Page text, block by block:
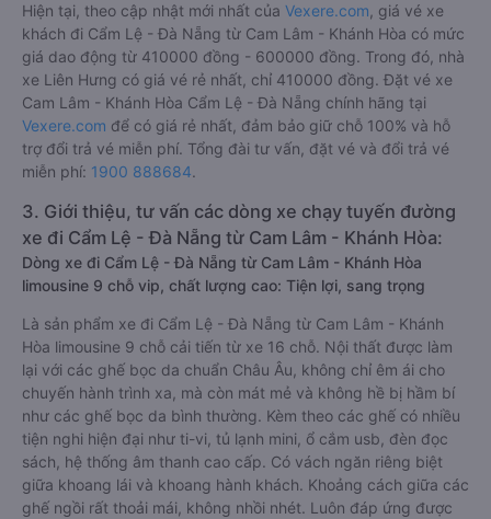
Hiện tại, theo cập nhật mới nhất của Vexere.com , giá vé xe
khách đi Cẩm Lệ - Đà Nẵng từ Cam Lâm - Khánh Hòa có mức
giá dao động từ 410000 đồng - 600000 đồng. Trong đó, nhà
xe Liên Hưng có giá vé rẻ nhất, chỉ 410000 đồng. Đặt vé xe
Cam Lâm - Khánh Hòa Cẩm Lệ - Đà Nẵng chính hãng tại
Vexere.com để có giá rẻ nhất, đảm bảo giữ chỗ 100% và hỗ
trợ đổi trả vé miễn phí. Tổng đài tư vấn, đặt vé và đổi trả vé
miễn phí: 1900 888684.
3. Giới thiệu, tư vấn các dòng xe chạy tuyến đường
xe đi Cẩm Lệ - Đà Nẵng từ Cam Lâm - Khánh Hòa:
Dòng xe đi Cẩm Lệ - Đà Nẵng từ Cam Lâm - Khánh Hòa
limousine 9 chỗ vip, chất lượng cao: Tiện lợi, sang trọng
Là sản phẩm xe đi Cẩm Lệ - Đà Nẵng từ Cam Lâm - Khánh
Hòa limousine 9 chỗ cải tiến từ xe 16 chỗ. Nội thất được làm
lại với các ghế bọc da chuẩn Châu Âu, không chỉ êm ái cho
chuyến hành trình xa, mà còn mát mẻ và không hề bị hầm bí
như các ghế bọc da bình thường. Kèm theo các ghế có nhiều
tiện nghi hiện đại như ti-vi, tủ lạnh mini, ổ cắm usb, đèn đọc
sách, hệ thống âm thanh cao cấp. Có vách ngăn riêng biệt
giữa khoang lái và khoang hành khách. Khoảng cách giữa các
ghế ngồi rất thoải mái, không nhồi nhét. Luôn đáp ứng được